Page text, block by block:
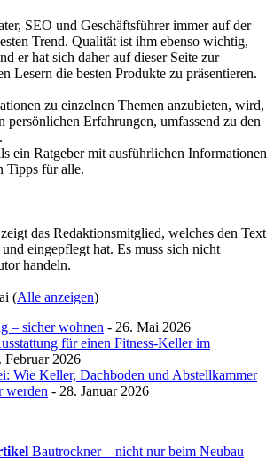
SEO und Geschäftsführer immer auf der
Trend. Qualität ist ihm ebenso wichtig,
er hat sich daher auf dieser Seite zur
Lesern die besten Produkte zu präsentieren.
zu einzelnen Themen anzubieten, wird,
persönlichen Erfahrungen, umfassend zu den
ein Ratgeber mit ausführlichen Informationen
Tipps für alle.
das Redaktionsmitglied, welches den Text
eingepflegt hat. Es muss sich nicht
handeln.
(Alle anzeigen)
– sicher wohnen - 26. Mai 2026
für einen Fitness-Keller im
Februar 2026
Wie Keller, Dachboden und Abstellkammer
werden - 28. Januar 2026
Bautrockner – nicht nur beim Neubau